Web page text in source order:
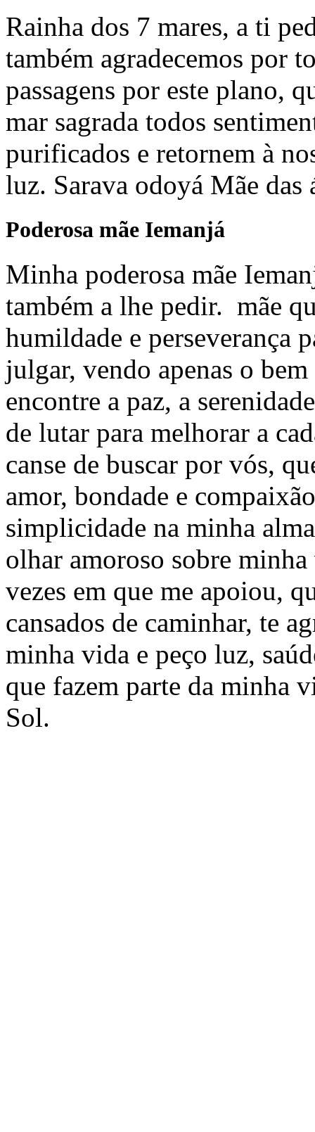
Rainha dos 7 mares, a ti
também agradecemos por
passagens por este plano,
mar sagrada todos
purificados e retornem à
luz. Sarava odoyá Mãe das
Poderosa mãe Iemanjá
Minha poderosa mãe
também a lhe pedir. mãe
humildade e perseverança
julgar, vendo apenas o
encontre a paz, a
de lutar para melhorar a
canse de buscar por vós,
amor, bondade e
simplicidade na minha
olhar amoroso sobre
vezes em que me apoiou,
cansados de caminhar, te
minha vida e peço luz,
que fazem parte da minha
Sol.